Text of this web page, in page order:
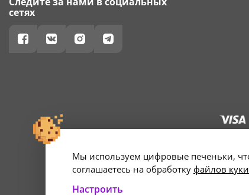
сетях
г. Минск,
Мы используем цифровые печеньки,
соглашаетесь на обработку файлов куки
Настроить